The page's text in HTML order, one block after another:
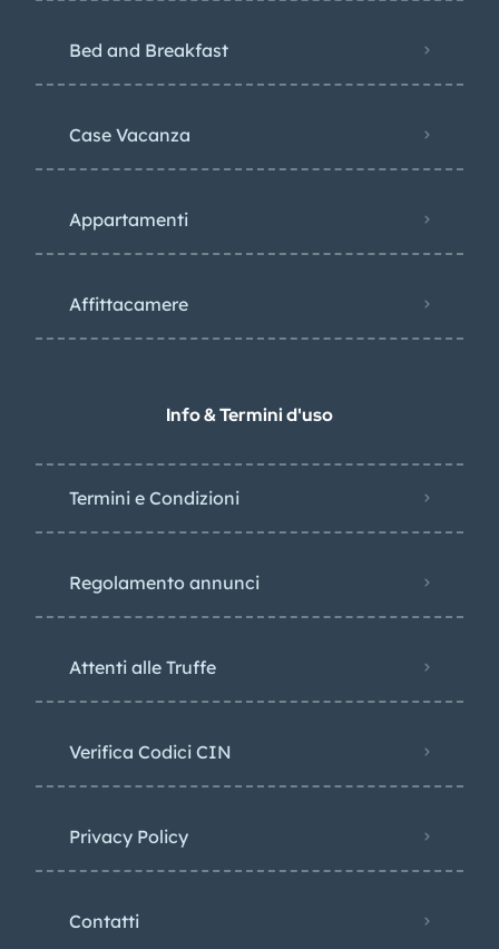
Bed and Breakfast
Case Vacanza
Appartamenti
Affittacamere
Info & Termini d'uso
Termini e Condizioni
Regolamento annunci
Attenti alle Truffe
Verifica Codici CIN
Privacy Policy​
Contatti